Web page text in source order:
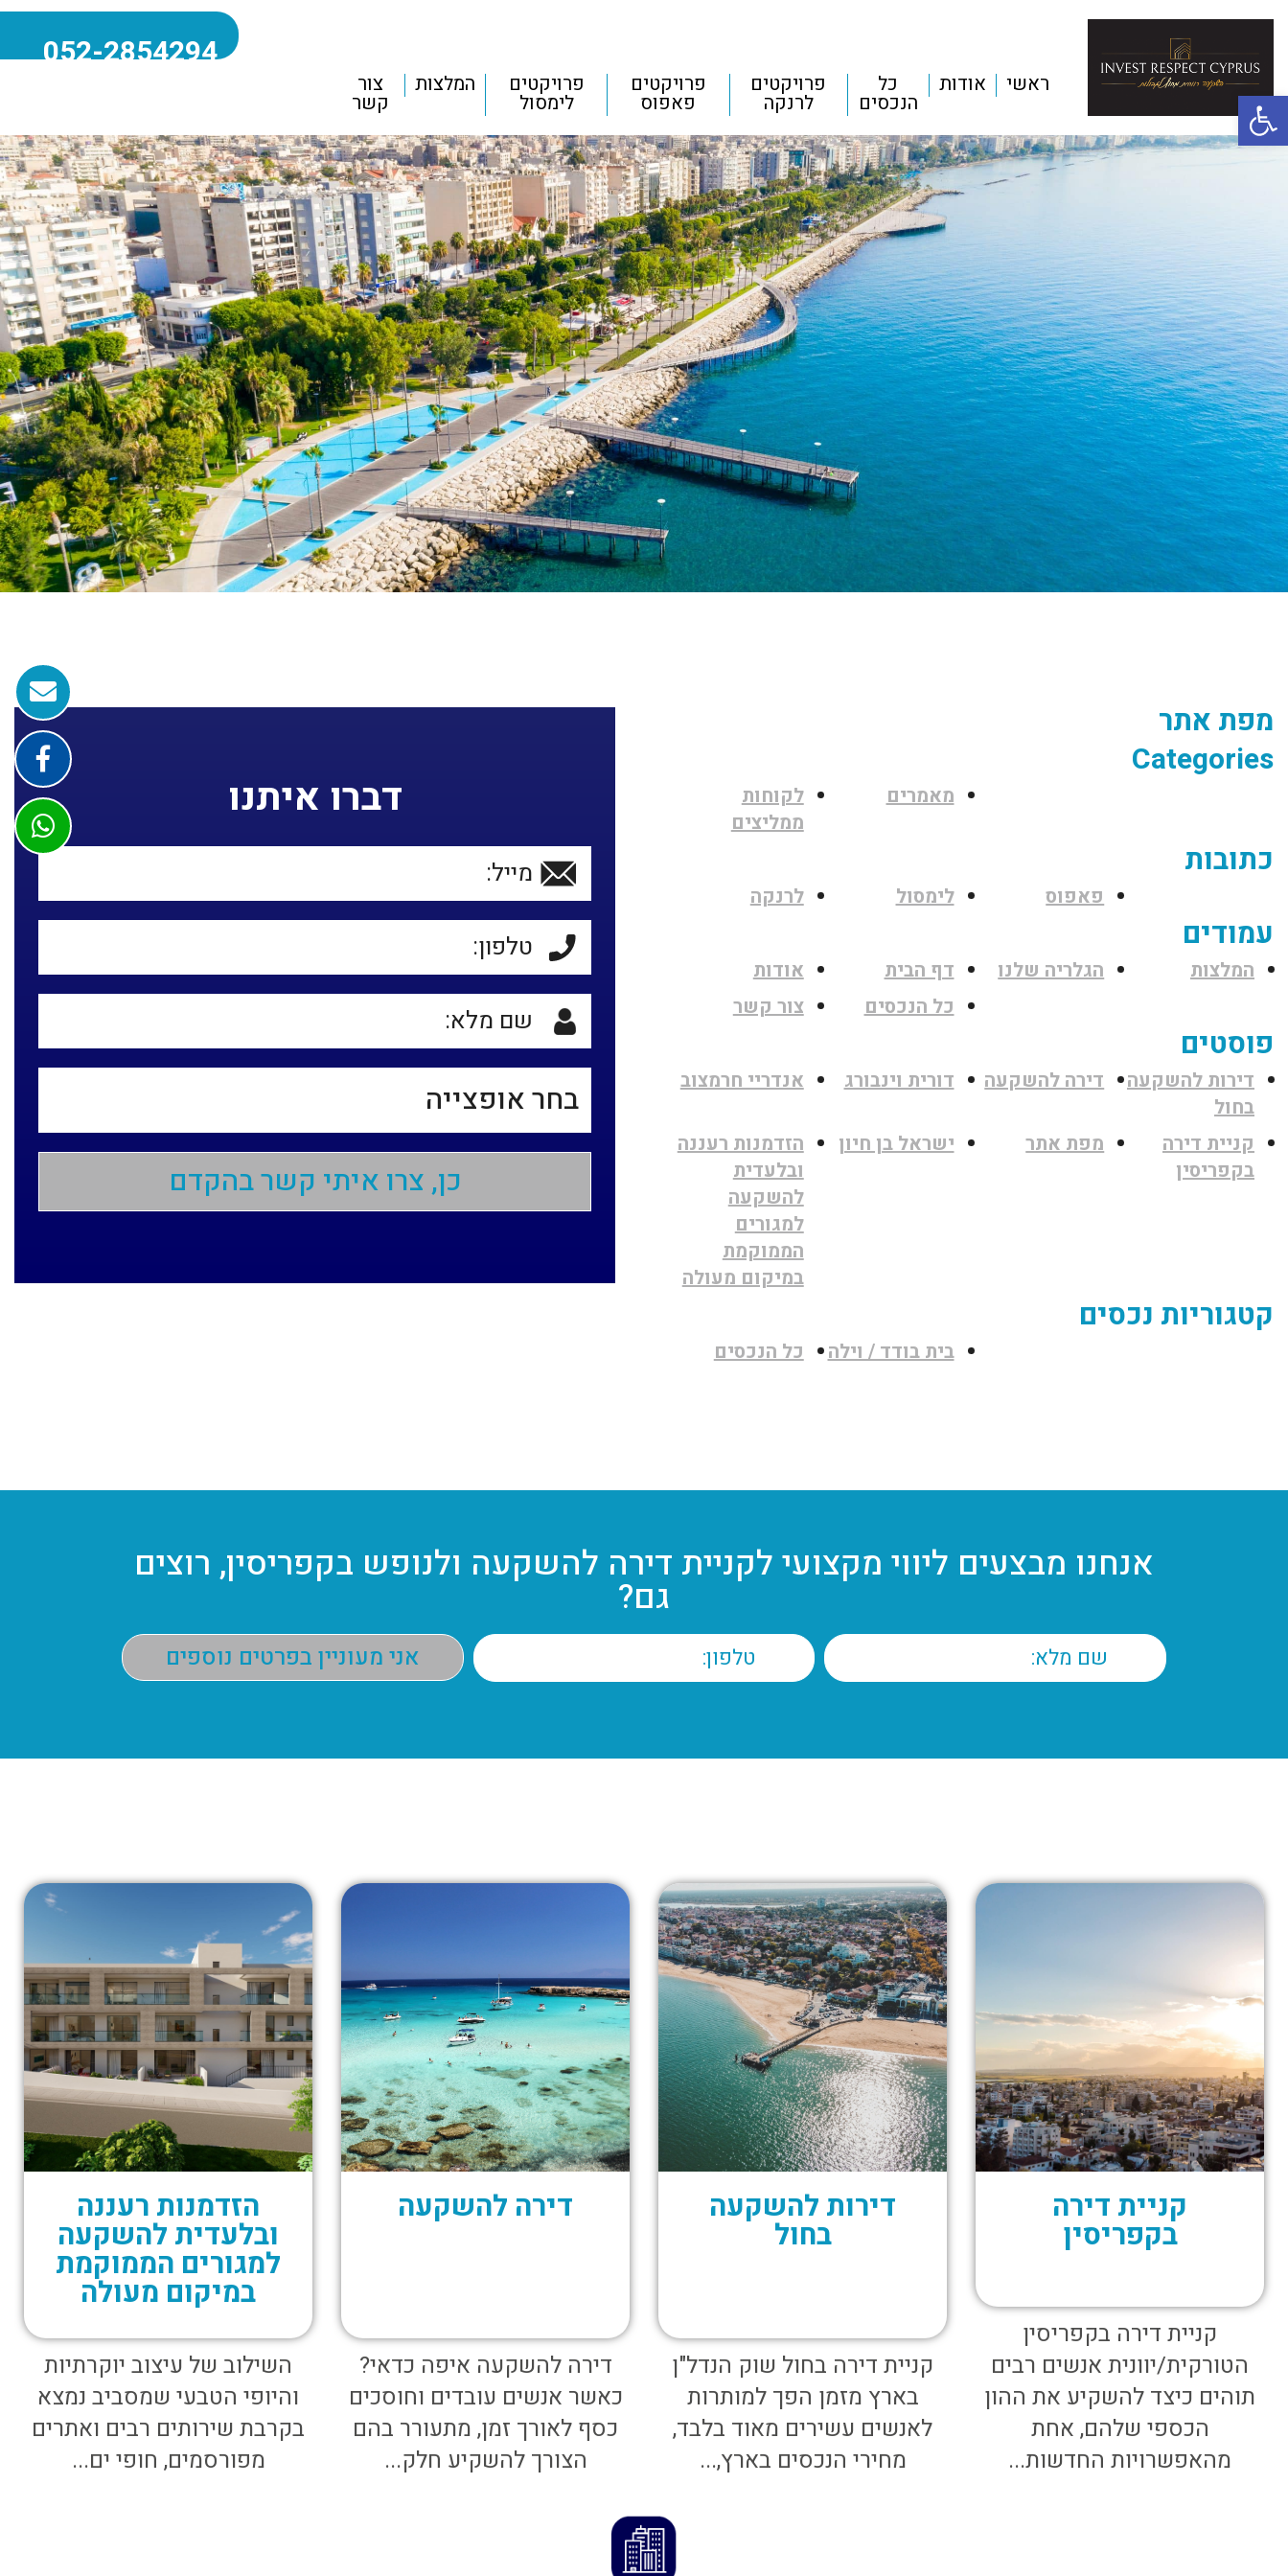
פתח סרגל נגישות ראשי אודות כל
הנכסים
פרויקטים
לרנקה
פרויקטים
פאפוס
פרויקטים
לימסול
המלצות צור
קשר
052-2854294
מפת אתר
Categories
לקוחות
ממליצים
מאמרים
כתובות
לרנקה לימסול פאפוס
עמודים
אודות דף הבית הגלריה שלנו
המלצות
צור קשר
כל הנכסים
פוסטים
אנדריי חרמצוב דורית וינבורג דירה להשקעה
דירות להשקעה
בחול
הזדמנות רעננה
ובלעדית
להשקעה
למגורים
הממוקמת
במיקום מעולה
ישראל בן חיון מפת אתר
קניית דירה
בקפריסין
קטגוריות נכסים
כל הנכסים בית בודד / וילה
דברו איתנו
אנחנו מבצעים ליווי מקצועי לקניית דירה להשקעה ולנופש בקפריסין, רוצים
גם?
קניית דירה
בקפריסין
קניית דירה בקפריסין
הטורקית/יוונית אנשים רבים
תוהים כיצד להשקיע את ההון
הכספי שלהם, אחת
מהאפשרויות החדשות...
דירות להשקעה
בחול
קניית דירה בחול שוק הנדל"ן
בארץ מזמן הפך למותרות
לאנשים עשירים מאוד בלבד,
מחירי הנכסים בארץ,...
דירה להשקעה
דירה להשקעה איפה כדאי?
כאשר אנשים עובדים וחוסכים
כסף לאורך זמן, מתעורר בהם
הצורך להשקיע חלק...
הזדמנות רעננה
ובלעדית להשקעה
למגורים הממוקמת
במיקום מעולה
השילוב של עיצוב יוקרתיות
והיופי הטבעי שמסביב נמצא
בקרבת שירותים רבים ואתרים
מפורסמים, חופי ים...